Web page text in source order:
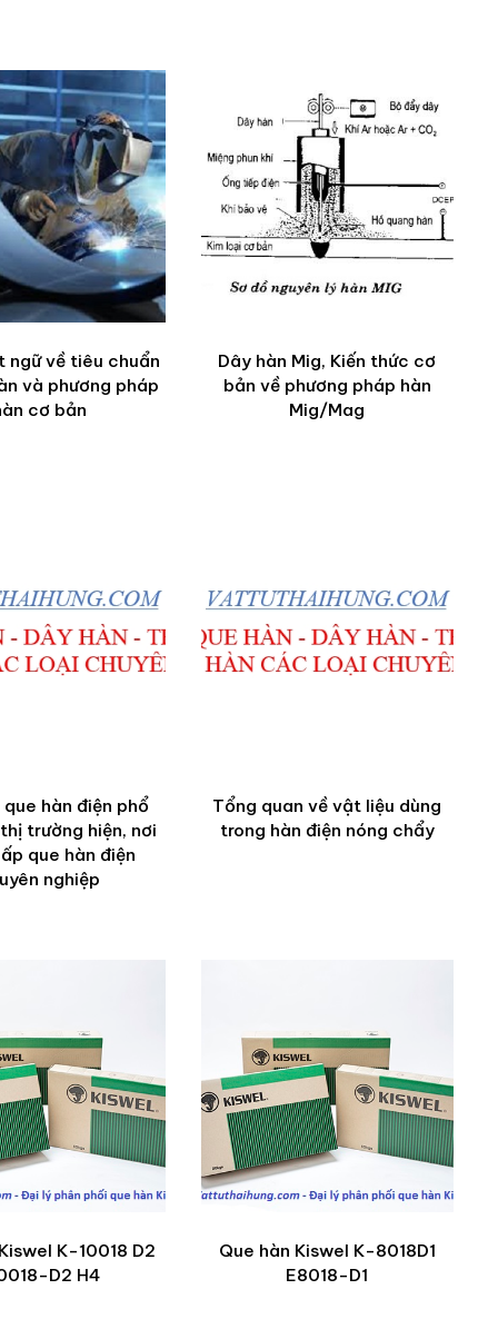
ngữ về tiêu chuẩn
và phương pháp
cơ bản
Dây hàn Mig, Kiến thức cơ
bản về phương pháp hàn
Mig/Mag
hàn điện phổ
trường hiện, nơi
que hàn điện
nghiệp
Tổng quan về vật liệu dùng
trong hàn điện nóng chẩy
K-10018 D2
D2 H4
Que hàn Kiswel K-8018D1
E8018-D1